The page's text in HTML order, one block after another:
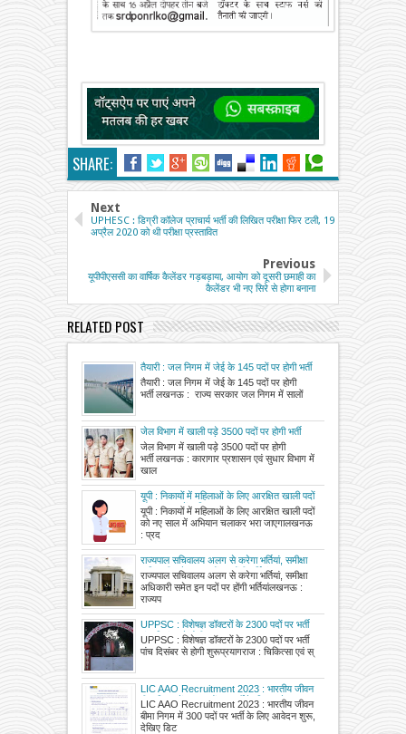
SHARE:
Next
UPHESC : डिग्री कॉलेज प्राचार्य भर्ती की लिखित परीक्षा फिर टली, 19
अप्रैल 2020 को थी परीक्षा प्रस्तावित
Previous
यूपीपीएससी का वार्षिक कैलेंडर गड़बड़ाया, आयोग को दूसरी छमाही का
कैलेंडर भी नए सिरे से होगा बनाना
RELATED POST
तैयारी : जल निगम में जेई के 145 पदों पर होगी भर्ती
तैयारी : जल निगम में जेई के 145 पदों पर होगी
भर्ती लखनऊ : राज्य सरकार जल निगम में सालों
जेल विभाग में खाली पड़े 3500 पदों पर होगी भर्ती
जेल विभाग में खाली पड़े 3500 पदों पर होगी
भर्ती लखनऊ : कारागार प्रशासन एवं सुधार विभाग में
खाल
यूपी : निकायों में महिलाओं के लिए आरक्षित खाली पदों
को नए साल में अभियान चलाकर भरा जाएगा
यूपी : निकायों में महिलाओं के लिए आरक्षित खाली पदों
को नए साल में अभियान चलाकर भरा जाएगालखनऊ
: प्रद
राज्यपाल सचिवालय अलग से करेगा भर्तियां, समीक्षा
अधिकारी समेत इन पदों पर होंगी भर्तियां
राज्यपाल सचिवालय अलग से करेगा भर्तियां, समीक्षा
अधिकारी समेत इन पदों पर होंगी भर्तियांलखनऊ :
राज्यप
UPPSC : विशेषज्ञ डॉक्टरों के 2300 पदों पर भर्ती
पांच दिसंबर से होगी शुरू
UPPSC : विशेषज्ञ डॉक्टरों के 2300 पदों पर भर्ती
पांच दिसंबर से होगी शुरूप्रयागराज : चिकित्सा एवं स्
LIC AAO Recruitment 2023 : भारतीय जीवन
बीमा निगम में 300 पदों पर भर्ती के लिए आवेदन शुरू,
देखिए डिटेल्स
LIC AAO Recruitment 2023 : भारतीय जीवन
बीमा निगम में 300 पदों पर भर्ती के लिए आवेदन शुरू,
देखिए डिट